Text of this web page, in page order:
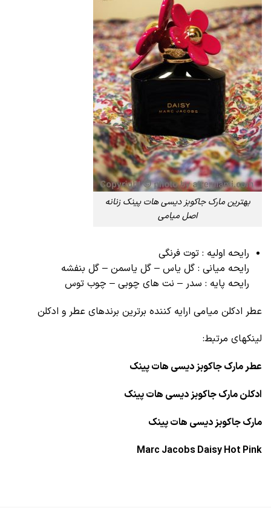
بهترین مارک جاکوبز دیسی هات پینک زنانه
اصل میامی
رایحه اولیه : توت فرنگی
رایحه میانی : گل یاس – گل یاسمن – گل بنفشه
رایحه پایه : سدر – نت های چوبی – چوب توس
عطر ادکلن میامی ارایه کننده برترین برندهای عطر و ادکلن
لینکهای مرتبط:
عطر مارک جاکوبز دیسی هات پینک
ادکلن مارک جاکوبز دیسی هات پینک
مارک جاکوبز دیسی هات پینک
Marc Jacobs Daisy Hot Pink